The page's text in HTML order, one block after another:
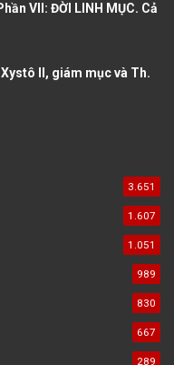
VII: ĐỜI LINH MỤC. Cả
II, giám mục và Th.
3.651
1.607
1.051
989
830
667
289